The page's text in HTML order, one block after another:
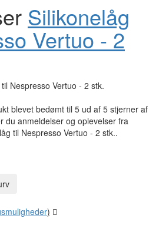
Silikonelåg
Vertuo - 2
Nespresso Vertuo - 2 stk.
blevet bedømt til 5 ud af 5 stjerner af
du anmeldelser og oplevelser fra
til Nespresso Vertuo - 2 stk..
)